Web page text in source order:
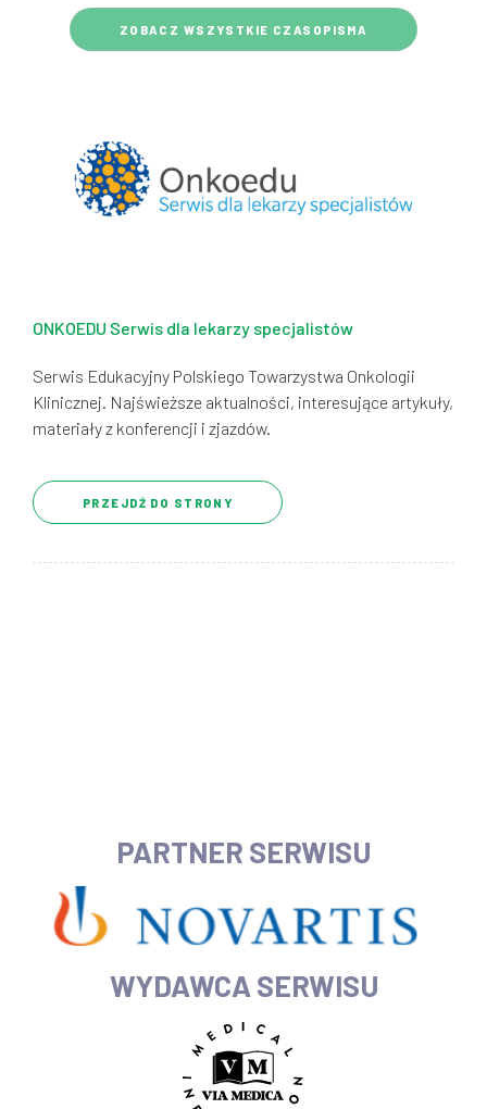
ZOBACZ WSZYSTKIE CZASOPISMA
ONKOEDU Serwis dla lekarzy specjalistów
Serwis Edukacyjny Polskiego Towarzystwa Onkologii
Klinicznej. Najświeższe aktualności, interesujące artykuły,
materiały z konferencji i zjazdów.
PRZEJDŹ DO STRONY
PARTNER SERWISU
WYDAWCA SERWISU